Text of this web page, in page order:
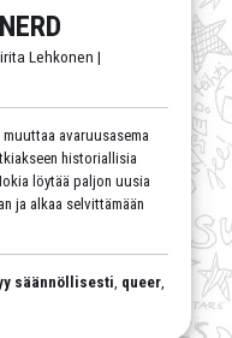
Lehkonen |
avaruusasema
historiallisia
löytää paljon uusia
ja alkaa selvittämään
säännöllisesti, queer,